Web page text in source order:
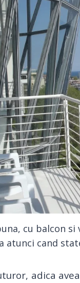
cu balcon
atunci cand
adica